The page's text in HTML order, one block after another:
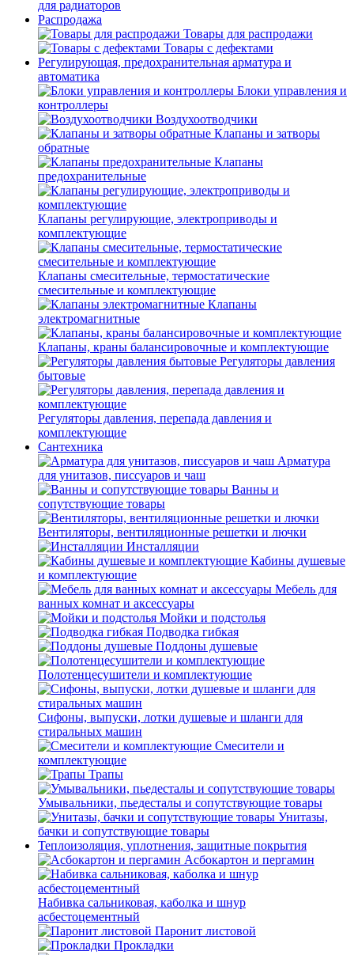
для радиаторов
Распродажа
Товары для распродажи
Товары с дефектами
Регулирующая, предохранительная арматура и
автоматика
Блоки управления и
контроллеры
Воздухоотводчики
Клапаны и затворы
обратные
Клапаны
предохранительные
Клапаны регулирующие, электроприводы и
комплектующие
Клапаны смесительные, термостатические
смесительные и комплектующие
Клапаны
электромагнитные
Клапаны, краны балансировочные и комплектующие
Регуляторы давления
бытовые
Регуляторы давления, перепада давления и
комплектующие
Сантехника
Арматура
для унитазов, писсуаров и чаш
Ванны и
сопутствующие товары
Вентиляторы, вентиляционные решетки и лючки
Инсталляции
Кабины душевые
и комплектующие
Мебель для
ванных комнат и аксессуары
Мойки и подстолья
Подводка гибкая
Поддоны душевые
Полотенцесушители и комплектующие
Сифоны, выпуски, лотки душевые и шланги для
стиральных машин
Смесители и
комплектующие
Трапы
Умывальники, пьедесталы и сопутствующие товары
Унитазы,
бачки и сопутствующие товары
Теплоизоляция, уплотнения, защитные покрытия
Асбокартон и пергамин
Набивка сальниковая, каболка и шнур
асбестоцементный
Паронит листовой
Прокладки